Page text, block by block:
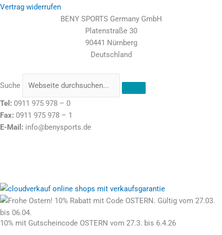
Vertrag widerrufen
BENY SPORTS Germany GmbH
Platenstraße 30
90441 Nürnberg
Deutschland
Suche
Tel: 0911 975 978 – 0
Fax: 0911 975 978 – 1
E-Mail: info@benysports.de
10% mit Gutscheincode OSTERN vom 27.3. bis 6.4.26